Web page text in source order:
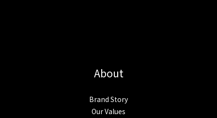
About
Brand Story
Our Values